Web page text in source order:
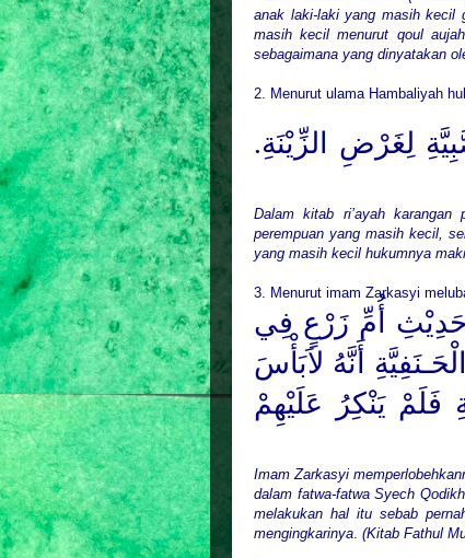
anak laki-laki yang masih kecil
masih kecil menurut qoul
sebagaimana yang dinyatakan
2. Menurut ulama Hambaliyah
لِغَرْضِ الزِّيْنَةِ.
Dalam kitab ri’ayah karangan
perempuan yang masih kecil,
yang masih kecil hukumnya
3. Menurut imam Zarkasyi
أُمِّ زَرْعٍ فِي
أَنَّهُ لاَبَأْسَ
فَلَمْ يَنْكِرُ عَلَيْهِمْ
Imam Zarkasyi
dalam fatwa-fatwa Syech
melakukan hal itu sebab
mengingkarinya. (Kitab Fathul